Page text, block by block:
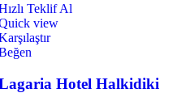
Teklif Al
view
Hotel Halkidiki